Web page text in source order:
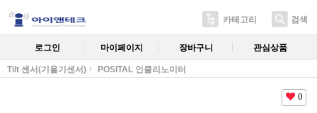
카테고리 검색
로그인 마이페이지 장바구니 관심상품
Tilt 센서(기울기센서) POSITAL 인클리노미터
0